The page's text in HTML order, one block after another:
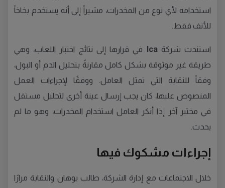
استخدامه لأي نوع من المخدرات، مشيراً إلى أنه يستخدم بخاخاً
للأنف فقط.
استندت شركة Ica
في قرارها إلى نتائج اختبار اللعاب، وهي
طريقة غير موثوقة بشكل كامل مقارنةً بتحليل الدم أو البول،
وفقاً للنقابة التي تمثل العامل. ووفقًا لإجراءات العمل
المنصوص عليها، كان يجب إرسال عينة أخرى لتحليل مستقل
في مختبر آخر إذا أنكر العامل استخدام المخدرات، وهو ما لم
يحدث.
إجراءات مشكوك فيها
خلال الاجتماعات مع إدارة الشركة، طالب يوهان والنقابة مرارًا